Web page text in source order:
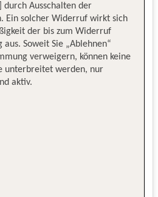
durch Ausschalten der
Ein solcher Widerruf wirkt sich
der bis zum Widerruf
Soweit Sie „Ablehnen“
verweigern, können keine
unterbreitet werden, nur
aktiv.